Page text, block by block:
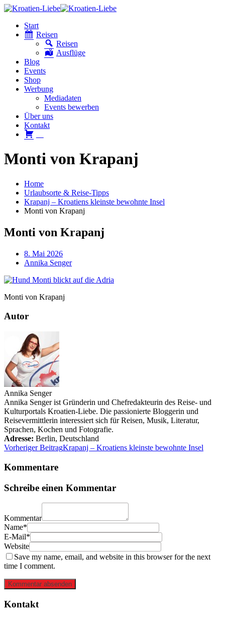
Start
Reisen
Reisen
Ausflüge
Blog
Events
Shop
Werbung
Mediadaten
Events bewerben
Über uns
Kontakt
Monti von Krapanj
Home
Urlaubsorte & Reise-Tipps
Krapanj – Kroatiens kleinste bewohnte Insel
Monti von Krapanj
Monti von Krapanj
8. Mai 2026
Annika Senger
Monti von Krapanj
Autor
Annika Senger
Annika Senger ist Gründerin und Chefredakteurin des Reise- und
Kulturportals Kroatien-Liebe. Die passionierte Bloggerin und
Reisevermittlerin interessiert sich für Reisen, Musik, Literatur,
Sprachen, Kochen und Fotografie.
Adresse: Berlin, Deutschland
Vorheriger BeitragKrapanj – Kroatiens kleinste bewohnte Insel
Kommentare
Schreibe einen Kommentar
Kommentar
Name*
E-Mail*
Website
Save my name, email, and website in this browser for the next
time I comment.
Kommentar absenden
Kontakt